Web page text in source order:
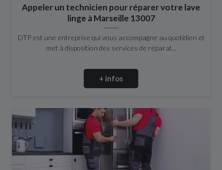
Appeler un technicien pour réparer votre lave
linge à Marseille 13007
DTP est une entreprise qui vous accompagne au quotidien et
met à disposition des services de réparat...
+ infos